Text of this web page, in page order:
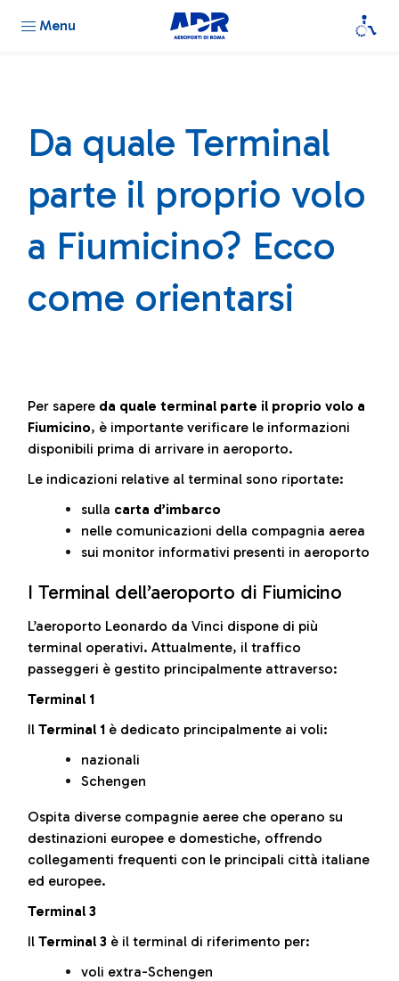
Menu
Da quale Terminal
parte il proprio volo
a Fiumicino? Ecco
come orientarsi
Per sapere da quale terminal parte il proprio volo a
Fiumicino, è importante verificare le informazioni
disponibili prima di arrivare in aeroporto.
Le indicazioni relative al terminal sono riportate:
sulla carta d’imbarco
nelle comunicazioni della compagnia aerea
sui monitor informativi presenti in aeroporto
I Terminal dell’aeroporto di Fiumicino
L’aeroporto Leonardo da Vinci dispone di più
terminal operativi. Attualmente, il traffico
passeggeri è gestito principalmente attraverso:
Terminal 1
Il Terminal 1 è dedicato principalmente ai voli:
nazionali
Schengen
Ospita diverse compagnie aeree che operano su
destinazioni europee e domestiche, offrendo
collegamenti frequenti con le principali città italiane
ed europee.
Terminal 3
Il Terminal 3 è il terminal di riferimento per:
voli extra-Schengen